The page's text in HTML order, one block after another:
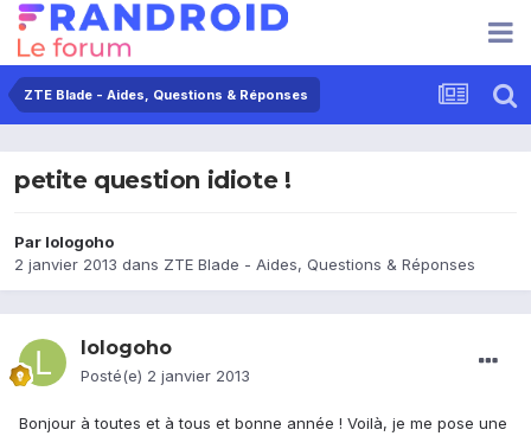
ZTE Blade - Aides, Questions & Réponses
petite question idiote !
Par lologoho
2 janvier 2013 dans ZTE Blade - Aides, Questions & Réponses
lologoho
Posté(e) 2 janvier 2013
Bonjour à toutes et à tous et bonne année ! Voilà, je me pose une